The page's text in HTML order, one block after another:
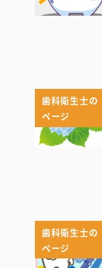
歯科衛生士の
ページ
歯科衛生士の
ページ